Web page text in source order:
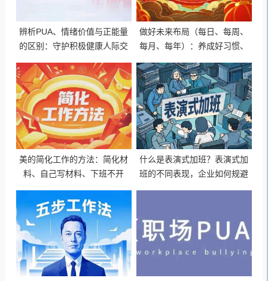
辨析PUA、情绪价值与正能量
的区别：守护积极健康人际交
做好未来布局（每日、每周、
每月、每年）：养成好习惯、
强健身体、定期复盘
美的简化工作的方法：简化材
料、自己写材料、下班不开
板、合理团建
什么是表演式加班？表演式加
班的不同表现，企业如何规避